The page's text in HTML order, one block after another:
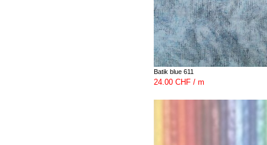
Batik blue 611
24.00 CHF / m